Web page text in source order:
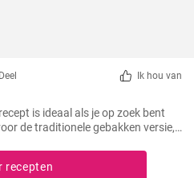
Deel Ik hou van
is ideaal als je op zoek bent
de traditionele gebakken versie,
verschillende familiebijeenkomsten
en ik weet zeker dat het
recepten